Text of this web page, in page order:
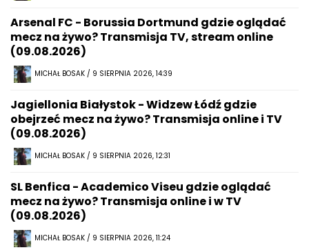
Arsenal FC - Borussia Dortmund gdzie oglądać
mecz na żywo? Transmisja TV, stream online
(09.08.2026)
MICHAŁ BOSAK / 9 SIERPNIA 2026, 14:39
Jagiellonia Białystok - Widzew Łódź gdzie
obejrzeć mecz na żywo? Transmisja online i TV
(09.08.2026)
MICHAŁ BOSAK / 9 SIERPNIA 2026, 12:31
SL Benfica - Academico Viseu gdzie oglądać
mecz na żywo? Transmisja online i w TV
(09.08.2026)
MICHAŁ BOSAK / 9 SIERPNIA 2026, 11:24